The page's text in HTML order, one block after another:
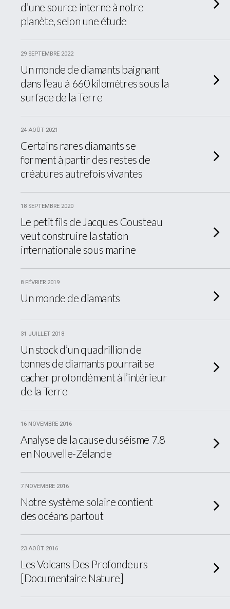
d’une source interne à notre
planète, selon une étude
29 SEPTEMBRE 2022
Un monde de diamants baignant
dans l’eau à 660 kilomètres sous la
surface de la Terre
24 AOÛT 2021
Certains rares diamants se
forment à partir des restes de
créatures autrefois vivantes
18 SEPTEMBRE 2020
Le petit fils de Jacques Cousteau
veut construire la station
internationale sous marine
8 FÉVRIER 2019
Un monde de diamants
31 JUILLET 2018
Un stock d’un quadrillion de
tonnes de diamants pourrait se
cacher profondément à l’intérieur
de la Terre
16 NOVEMBRE 2016
Analyse de la cause du séisme 7.8
en Nouvelle-Zélande
7 NOVEMBRE 2016
Notre système solaire contient
des océans partout
23 AOÛT 2016
Les Volcans Des Profondeurs
[Documentaire Nature]